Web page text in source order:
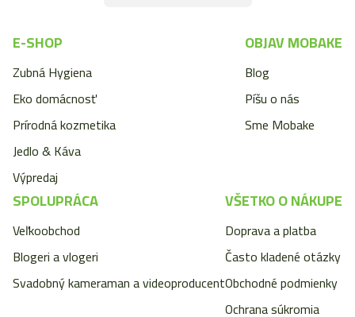
E-SHOP
Zubná Hygiena
Eko domácnosť
Prírodná kozmetika
Jedlo & Káva
Výpredaj
OBJAV MOBAKE
Blog
Píšu o nás
Sme Mobake
SPOLUPRÁCA
Veľkoobchod
Blogeri a vlogeri
Svadobný kameraman a videoproducent
VŠETKO O NÁKUPE
Doprava a platba
Často kladené otázky
Obchodné podmienky
Ochrana súkromia